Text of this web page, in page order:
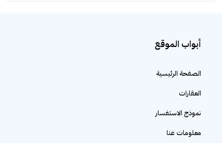
أبواب الموقع
الصفحة الرئيسية
العقارات
نموذج الاستفسار
معلومات عنا